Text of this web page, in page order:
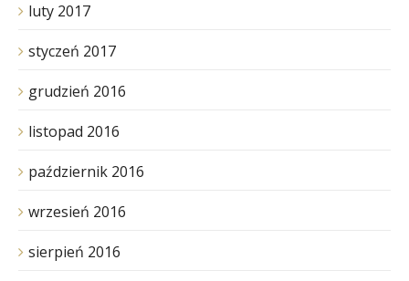
luty 2017
styczeń 2017
grudzień 2016
listopad 2016
październik 2016
wrzesień 2016
sierpień 2016